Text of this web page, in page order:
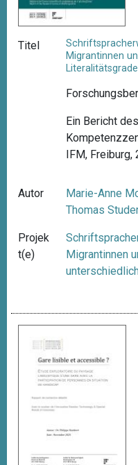
Titel
Migrantinnen
Ein Bericht
IFM, Freiburg,
Autor Marie-Anne
Thomas
Projek
t(e)
Migrantinnen